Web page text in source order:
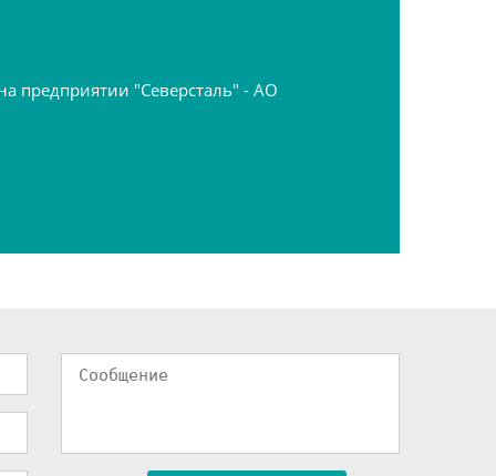
предприятии "Северсталь" - АО